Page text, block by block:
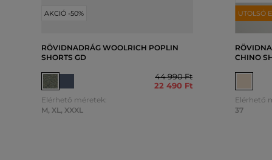
AKCIÓ -50%
RÖVIDNADRÁG WOOLRICH POPLIN
SHORTS GD
44 990 Ft
22 490 Ft
Elérhető méretek:
M, XL, XXXL
UTOLSÓ
CHINO
Elérhető
37